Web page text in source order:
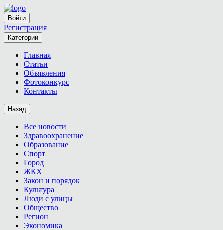
Войти
Регистрация
Категории
Главная
Статьи
Объявления
Фотоконкурс
Контакты
Назад
Все новости
Здравоохранение
Образование
Спорт
Город
ЖКХ
Закон и порядок
Культура
Люди с улицы
Общество
Регион
Экономика